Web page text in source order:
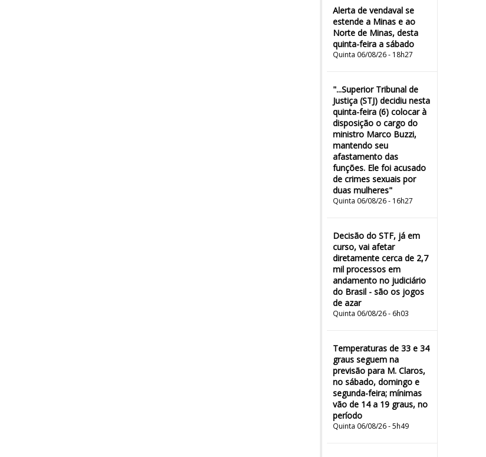
Alerta de vendaval se
estende a Minas e ao
Norte de Minas, desta
quinta-feira a sábado
Quinta 06/08/26 - 18h27
"...Superior Tribunal de
Justiça (STJ) decidiu nesta
quinta-feira (6) colocar à
disposição o cargo do
ministro Marco Buzzi,
mantendo seu
afastamento das
funções. Ele foi acusado
de crimes sexuais por
duas mulheres"
Quinta 06/08/26 - 16h27
Decisão do STF, já em
curso, vai afetar
diretamente cerca de 2,7
mil processos em
andamento no judiciário
do Brasil - são os jogos
de azar
Quinta 06/08/26 - 6h03
Temperaturas de 33 e 34
graus seguem na
previsão para M. Claros,
no sábado, domingo e
segunda-feira; mínimas
vão de 14 a 19 graus, no
período
Quinta 06/08/26 - 5h49